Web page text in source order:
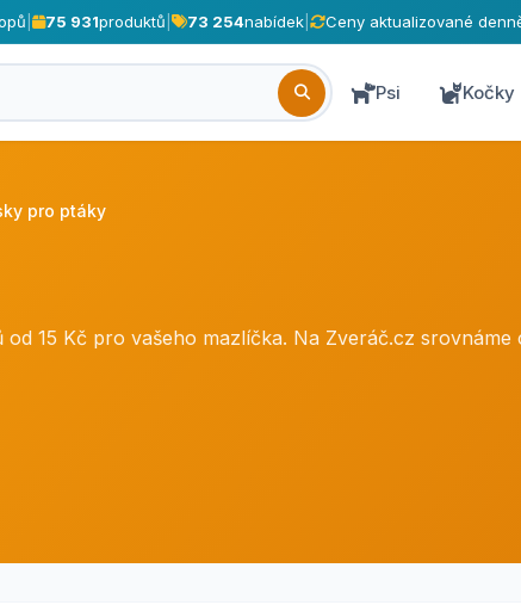
75 931produktů 73 254nabídek Ceny aktualizované
Psi Kočky
pro ptáky
15 Kč pro vašeho mazlíčka. Na Zveráč.cz